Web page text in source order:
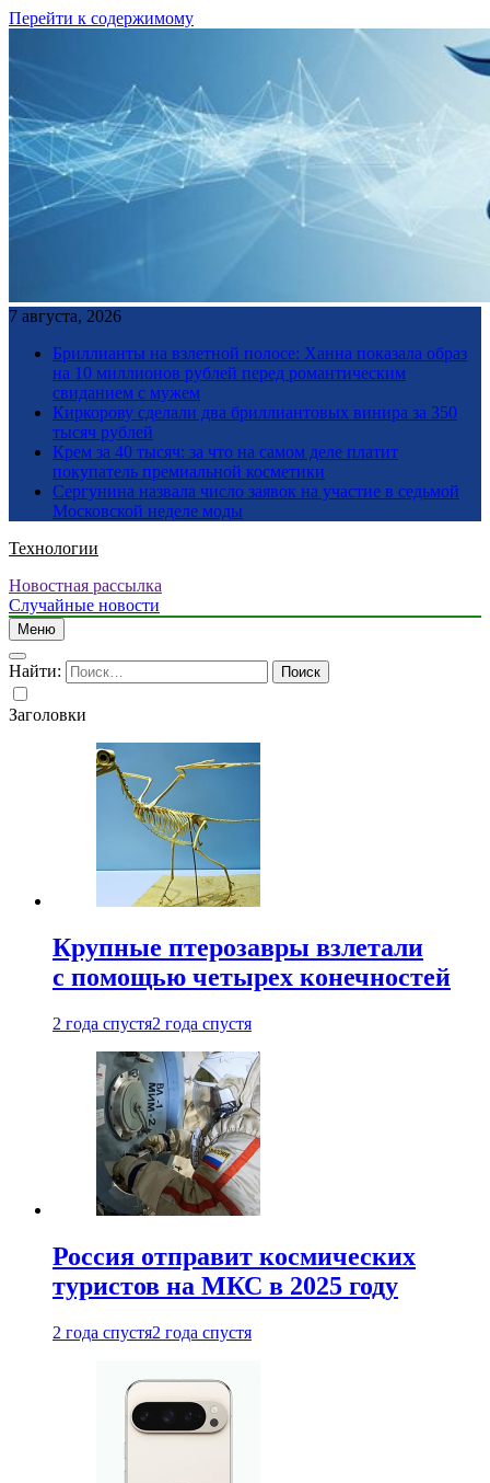
Перейти к содержимому
7 августа, 2026
Бриллианты на взлетной полосе: Ханна показала образ
на 10 миллионов рублей перед романтическим
свиданием с мужем
Киркорову сделали два бриллиантовых винира за 350
тысяч рублей
Крем за 40 тысяч: за что на самом деле платит
покупатель премиальной косметики
Сергунина назвала число заявок на участие в седьмой
Московской неделе моды
Технологии
Новостная рассылка
Случайные новости
Меню
Найти:
Заголовки
Крупные птерозавры взлетали
с помощью четырех конечностей
2 года спустя2 года спустя
Россия отправит космических
туристов на МКС в 2025 году
2 года спустя2 года спустя